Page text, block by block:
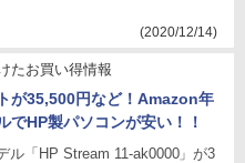
(2020/12/14)
たお買い得情報
が35,500円など！Amazon年
でHP製パソコンが安い！！
ル「HP Stream 11-ak0000」が3